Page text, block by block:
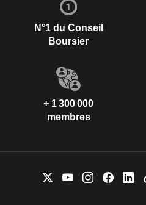
N°1 du Conseil
Boursier
+ 1 300 000
membres